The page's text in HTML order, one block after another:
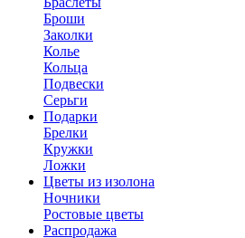
Броши
Заколки
Колье
Кольца
Подвески
Серьги
Подарки
Брелки
Кружки
Ложки
Цветы из изолона
Ночники
Ростовые цветы
Распродажа